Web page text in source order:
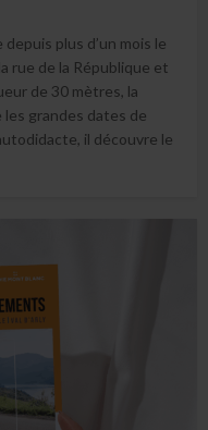
plus d’un mois le
rue de la République et
de 30 mètres, la
les grandes dates de
il découvre le